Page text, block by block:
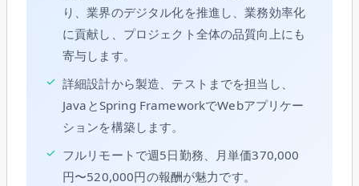
り、業界のデジタル化を推進し、業務効率化
に貢献し、プロジェクト全体の品質向上にも
寄与します。
✓ 詳細設計から製造、テストまでを担当し、
JavaとSpring FrameworkでWebアプリケー
ションを構築します。
✓ フルリモートで週5日勤務、月単価370,000
円〜520,000円の報酬が魅力です。